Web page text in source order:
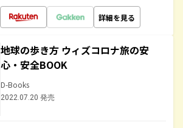
詳細を見る
地球の歩き方 ウィズコロナ旅の安
心・安全BOOK
D-Books
2022.07.20 発売